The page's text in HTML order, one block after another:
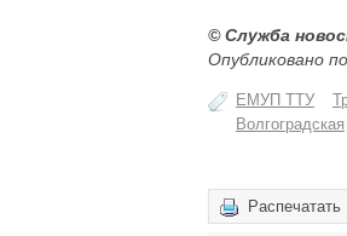
© Служба
Опубликовано
ЕМУП ТТУ
Волгоградская
Распечатать